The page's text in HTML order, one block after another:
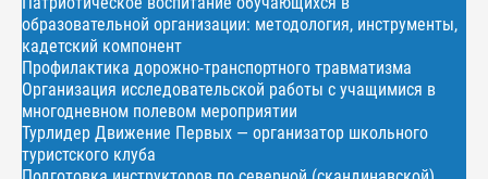
образовательной организации: методология, инструменты,
кадетский компонент
Профилактика дорожно-транспортного травматизма
Организация исследовательской работы с учащимися в
многодневном полевом мероприятии
Турлидер Движение Первых — организатор школьного
туристского клуба